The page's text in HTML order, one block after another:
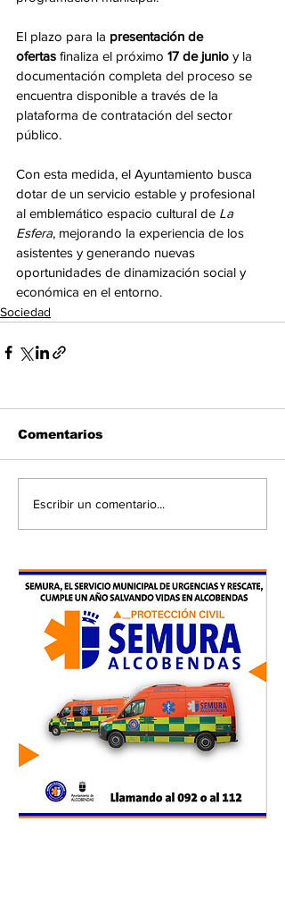
El plazo para la presentación de
ofertas finaliza el próximo 17 de junio y la
documentación completa del proceso se
encuentra disponible a través de la
plataforma de contratación del sector
público.
Con esta medida, el Ayuntamiento busca
dotar de un servicio estable y profesional
al emblemático espacio cultural de La
Esfera, mejorando la experiencia de los
asistentes y generando nuevas
oportunidades de dinamización social y
económica en el entorno.
Sociedad
Comentarios
Escribir un comentario...